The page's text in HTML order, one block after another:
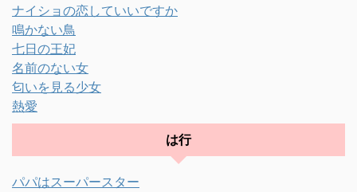
ナイショの恋していいですか
鳴かない鳥
七日の王妃
名前のない女
匂いを見る少女
熱愛
は行
パパはスーパースター